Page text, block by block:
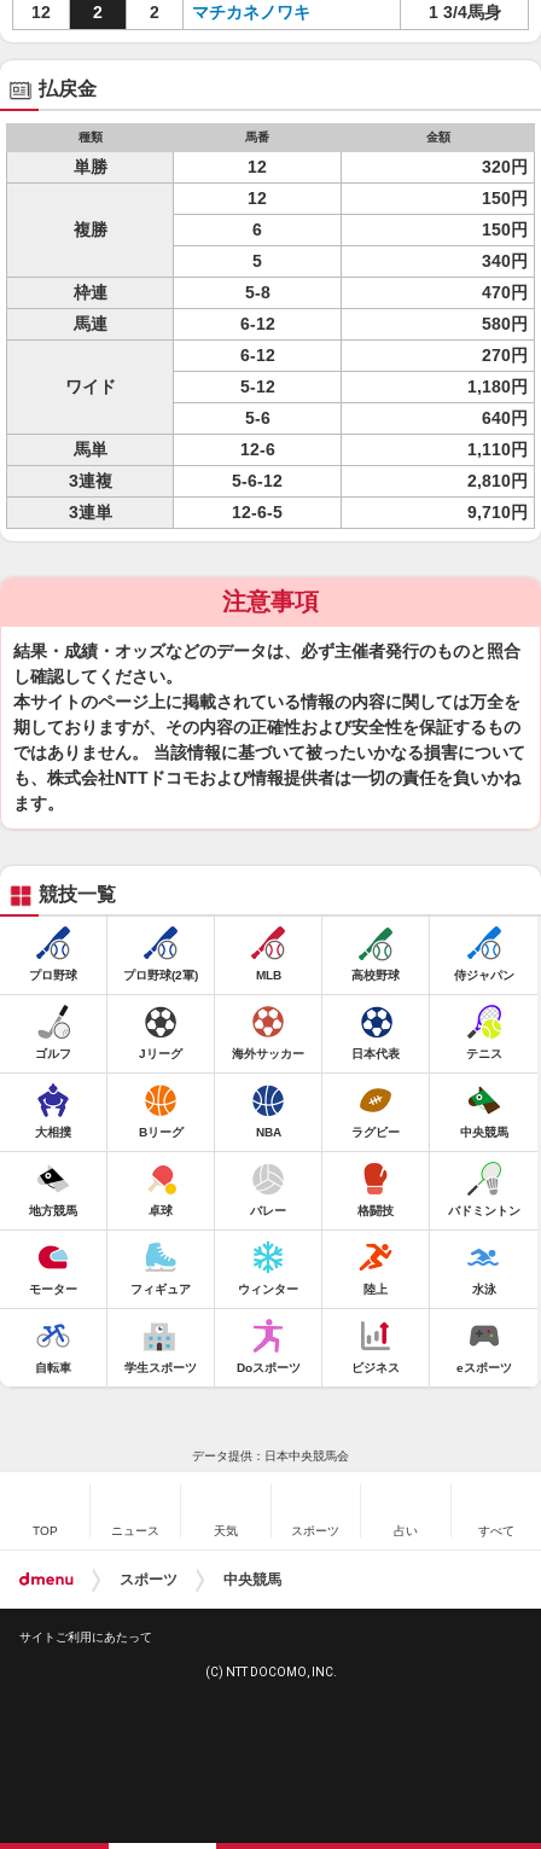
12
2 2 マチカネノワキ 1 3/4馬身
払戻金
種類 馬番 金額
単勝 12 320円
複勝
12
150円
6
150円
5
340円
枠連
5-8
470円
馬連
6-12 580円
ワイド
6-12
270円
5-12
1,180円
5-6
640円
馬単
12-6
1,110円
3連複
5-6-12
2,810円
3連単
12-6-5 9,710円
注意事項
結果・成績・オッズなどのデータは、必ず主催者発行のものと照合
し確認してください。
本サイトのページ上に掲載されている情報の内容に関しては万全を
期しておりますが、その内容の正確性および安全性を保証するもの
ではありません。 当該情報に基づいて被ったいかなる損害について
も、株式会社NTTドコモおよび情報提供者は一切の責任を負いかね
ます。
競技一覧
プロ野球 プロ野球(2軍) MLB 高校野球 侍ジャパン
ゴルフ Jリーグ 海外サッカー 日本代表 テニス
大相撲 Bリーグ NBA ラグビー 中央競馬
地方競馬 卓球 バレー 格闘技 バドミントン
モーター フィギュア ウィンター 陸上 水泳
自転車 学生スポーツ Doスポーツ ビジネス eスポーツ
データ提供：日本中央競馬会
TOP ニュース 天気 スポーツ 占い すべて
スポーツ 中央競馬
サイトご利用にあたって
(C) NTT DOCOMO, INC.